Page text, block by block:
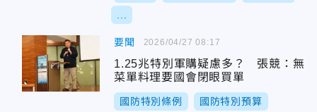
要聞
1.25兆特別軍購疑慮多？ 張競：無
菜單料理要國會閉眼買單
國防特別條例 國防特別預算
2026/04/27 08:17